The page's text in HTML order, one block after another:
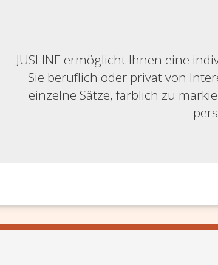
JUSLINE ermöglicht Ihnen eine
Sie beruflich oder privat von
einzelne Sätze, farblich zu